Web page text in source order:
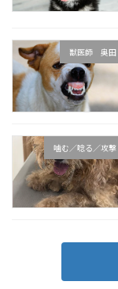
獣医師 奥田
噛む／唸る／攻撃